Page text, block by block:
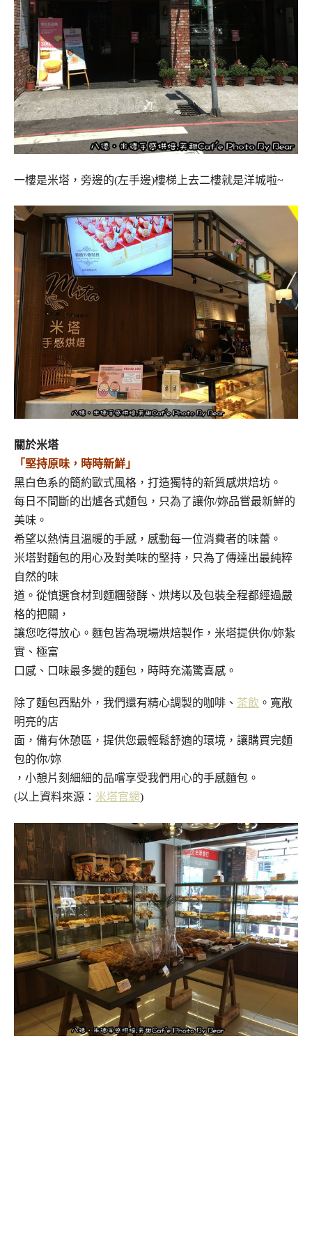
一樓是米塔，旁邊的(左手邊)樓梯上去二樓就是洋城啦~
關於米塔
「堅持原味，時時新鮮」
黑白色系的簡約歐式風格，打造獨特的新質感烘焙坊。
每日不間斷的出爐各式麵包，只為了讓你/妳品嘗最新鮮的
美味。
希望以熱情且溫暖的手感，感動每一位消費者的味蕾。
米塔對麵包的用心及對美味的堅持，只為了傳達出最純粹
自然的味
道。從慎選食材到麵糰發酵、烘烤以及包裝全程都經過嚴
格的把關，
讓您吃得放心。麵包皆為現場烘焙製作，米塔提供你/妳紮
實、極富
口感、口味最多變的麵包，時時充滿驚喜感。
除了麵包西點外，我們還有精心調製的咖啡、 茶飲 。寬敞
明亮的店
面，備有休憩區，提供您最輕鬆舒適的環境，讓購買完麵
包的你/妳
，小憩片刻細細的品嚐享受我們用心的手感麵包。
(以上資料來源： 米塔官網)